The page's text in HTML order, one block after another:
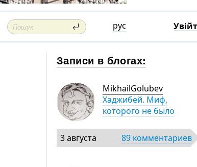
рус
Записи в блогах:
MikhailGolubev
Хаджибей. Миф,
которого не было
3 августа 89 комментариев